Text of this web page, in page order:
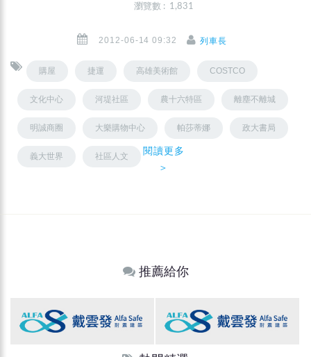
瀏覽數 : 1,831
2012-06-14 09:32 列車長
購屋 捷運 高雄美術館 COSTCO
文化中心 河堤社區 農十六特區 離塵不離城
明誠商圈 大樂購物中心 帕莎蒂娜 政大書局
義大世界 社區人文
閱讀更多
＞
推薦給你